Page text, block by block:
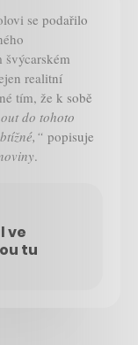
se podařilo
švýcarském
realitní
tím, že k sobě
do tohoto
popisuje
.
ve
tu